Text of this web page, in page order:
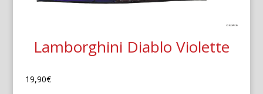
Lamborghini Diablo Violette
19,90€